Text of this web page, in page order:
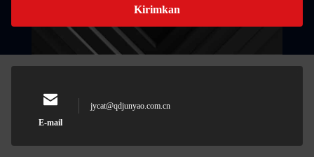
Kirimkan
E-mail
jycat@qdjunyao.com.cn